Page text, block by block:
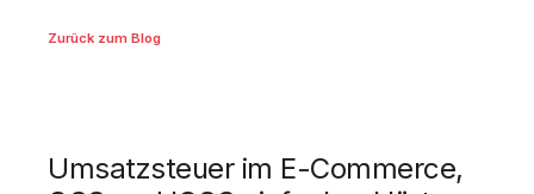
Zurück zum Blog
Umsatzsteuer im E-Commerce,